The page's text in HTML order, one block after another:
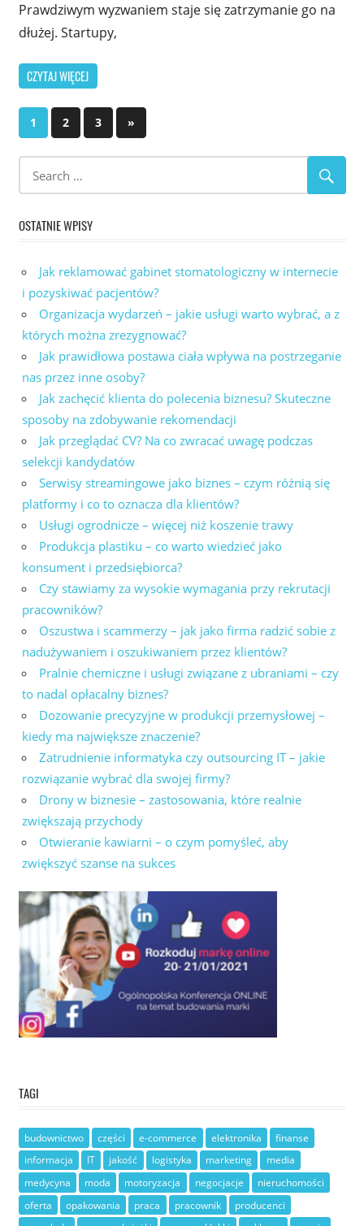
Prawdziwym wyzwaniem staje się zatrzymanie go na
dłużej. Startupy,
CZYTAJ WIĘCEJ
Stronicowanie
wpisów
1 2 3
Next
Posts
»
OSTATNIE WPISY
Jak reklamować gabinet stomatologiczny w internecie
i pozyskiwać pacjentów?
Organizacja wydarzeń – jakie usługi warto wybrać, a z
których można zrezygnować?
Jak prawidłowa postawa ciała wpływa na postrzeganie
nas przez inne osoby?
Jak zachęcić klienta do polecenia biznesu? Skuteczne
sposoby na zdobywanie rekomendacji
Jak przeglądać CV? Na co zwracać uwagę podczas
selekcji kandydatów
Serwisy streamingowe jako biznes – czym różnią się
platformy i co to oznacza dla klientów?
Usługi ogrodnicze – więcej niż koszenie trawy
Produkcja plastiku – co warto wiedzieć jako
konsument i przedsiębiorca?
Czy stawiamy za wysokie wymagania przy rekrutacji
pracowników?
Oszustwa i scammerzy – jak jako firma radzić sobie z
nadużywaniem i oszukiwaniem przez klientów?
Pralnie chemiczne i usługi związane z ubraniami – czy
to nadal opłacalny biznes?
Dozowanie precyzyjne w produkcji przemysłowej –
kiedy ma największe znaczenie?
Zatrudnienie informatyka czy outsourcing IT – jakie
rozwiązanie wybrać dla swojej firmy?
Drony w biznesie – zastosowania, które realnie
zwiększają przychody
Otwieranie kawiarni – o czym pomyśleć, aby
zwiększyć szanse na sukces
TAGI
budownictwo części e-commerce elektronika
finanse
informacja
IT jakość logistyka marketing
media
medycyna
moda motoryzacja negocjacje
nieruchomości
oferta
opakowania praca pracownik
producenci